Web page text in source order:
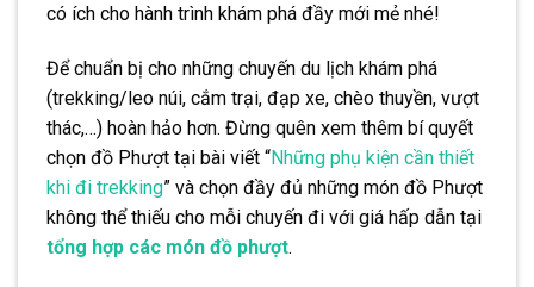
có ích cho hành trình khám phá đầy mới mẻ nhé!
Để chuẩn bị cho những chuyến du lịch khám phá
(trekking/leo núi, cắm trại, đạp xe, chèo thuyền, vượt
thác,…) hoàn hảo hơn. Đừng quên xem thêm bí quyết
chọn đồ Phượt tại bài viết “Những phụ kiện cần thiết
khi đi trekking” và chọn đầy đủ những món đồ Phượt
không thể thiếu cho mỗi chuyến đi với giá hấp dẫn tại
tổng hợp các món đồ phượt.